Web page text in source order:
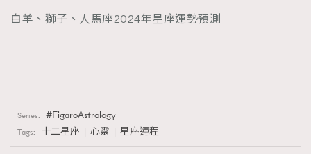
白羊、獅子、人馬座2024年星座運勢預測
Series: FigaroAstrology
Tags: 十二星座 心靈 星座運程